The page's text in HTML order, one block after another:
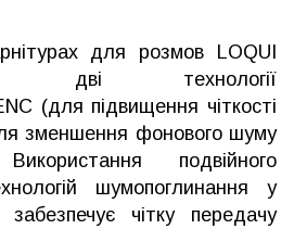
для розмов LOQUI
дві технології
(для підвищення чіткості
зменшення фонового шуму
подвійного
шумопоглинання у
забезпечує чітку передачу